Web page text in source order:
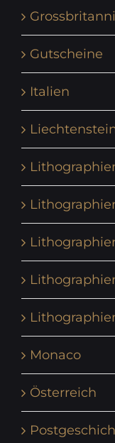
Gutscheine
Italien
Monaco
Österreich